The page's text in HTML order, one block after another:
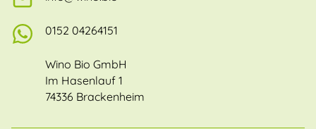
0152 04264151
Wino Bio GmbH
Im Hasenlauf 1
74336 Brackenheim